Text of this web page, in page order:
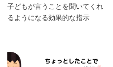
子どもが言うことを聞いてくれ
るようになる効果的な指示